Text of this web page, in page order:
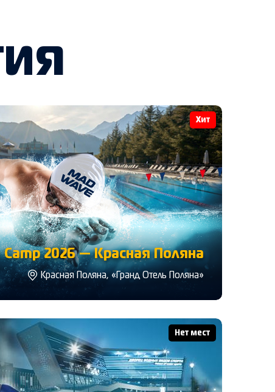
Хит
Camp 2026 — Красная Поляна
Красная Поляна, «Гранд Отель Поляна»
Нет мест